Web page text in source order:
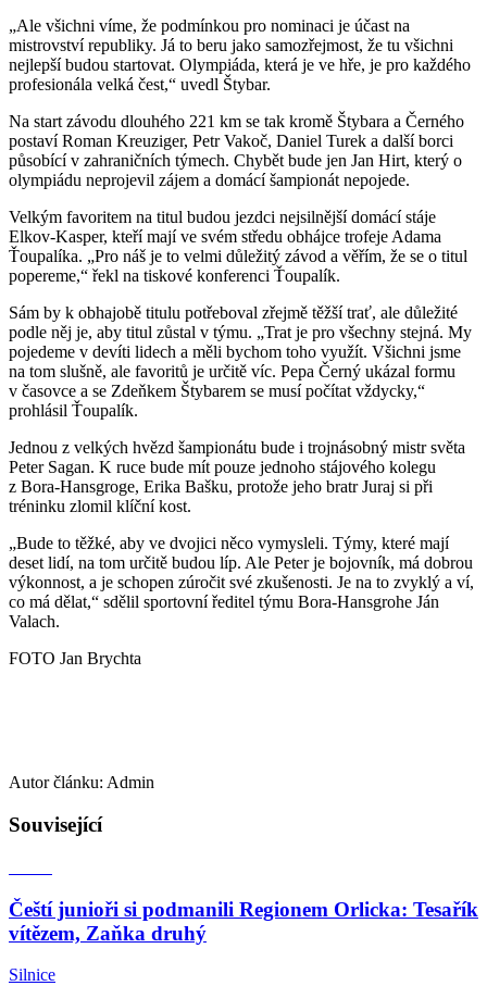
„Ale všichni víme, že podmínkou pro nominaci je účast na
mistrovství republiky. Já to beru jako samozřejmost, že tu všichni
nejlepší budou startovat. Olympiáda, která je ve hře, je pro každého
profesionála velká čest,“ uvedl Štybar.
Na start závodu dlouhého 221 km se tak kromě Štybara a Černého
postaví Roman Kreuziger, Petr Vakoč, Daniel Turek a další borci
působící v zahraničních týmech. Chybět bude jen Jan Hirt, který o
olympiádu neprojevil zájem a domácí šampionát nepojede.
Velkým favoritem na titul budou jezdci nejsilnější domácí stáje
Elkov-Kasper, kteří mají ve svém středu obhájce trofeje Adama
Ťoupalíka. „Pro náš je to velmi důležitý závod a věřím, že se o titul
popereme,“ řekl na tiskové konferenci Ťoupalík.
Sám by k obhajobě titulu potřeboval zřejmě těžší trať, ale důležité
podle něj je, aby titul zůstal v týmu. „Trat je pro všechny stejná. My
pojedeme v devíti lidech a měli bychom toho využít. Všichni jsme
na tom slušně, ale favoritů je určitě víc. Pepa Černý ukázal formu
v časovce a se Zdeňkem Štybarem se musí počítat vždycky,“
prohlásil Ťoupalík.
Jednou z velkých hvězd šampionátu bude i trojnásobný mistr světa
Peter Sagan. K ruce bude mít pouze jednoho stájového kolegu
z Bora-Hansgroge, Erika Bašku, protože jeho bratr Juraj si při
tréninku zlomil klíční kost.
„Bude to těžké, aby ve dvojici něco vymysleli. Týmy, které mají
deset lidí, na tom určitě budou líp. Ale Peter je bojovník, má dobrou
výkonnost, a je schopen zúročit své zkušenosti. Je na to zvyklý a ví,
co má dělat,“ sdělil sportovní ředitel týmu Bora-Hansgrohe Ján
Valach.
FOTO Jan Brychta
Autor článku: Admin
Související
Čeští junioři si podmanili Regionem Orlicka: Tesařík
vítězem, Zaňka druhý
Silnice